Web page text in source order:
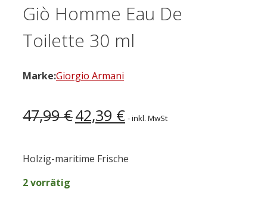
Giò Homme Eau De
Toilette 30 ml
Marke:Giorgio Armani
47,99€ Ursprünglicher
Preis
47,99 €
42,39 €Aktueller
Preis
42,39 €.
- inkl. MwSt
Holzig-maritime Frische
2 vorrätig